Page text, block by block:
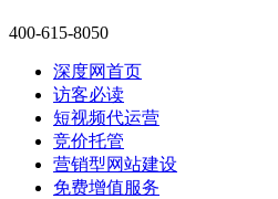
400-615-8050
深度网首页
访客必读
短视频代运营
竞价托管
营销型网站建设
免费增值服务